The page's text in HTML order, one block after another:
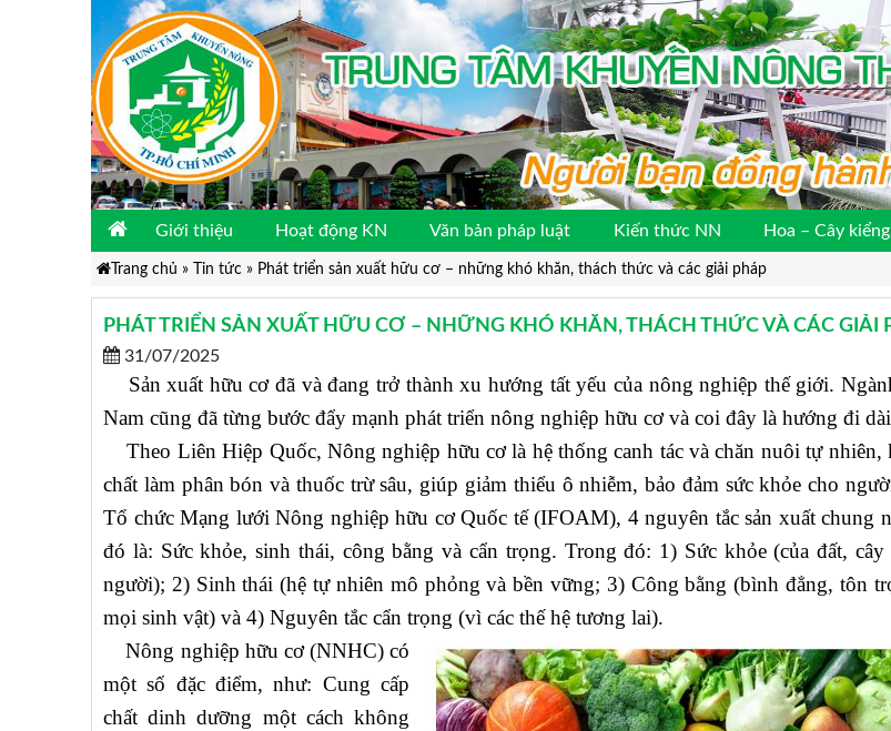
Giới thiệu Hoạt động KN Văn bản pháp luật Kiến thức NN Hoa – Cây kiểng
Trang chủ » Tin tức» Phát triển sản xuất hữu cơ – những khó khăn, thách thức và các giải pháp
PHÁT TRIỂN SẢN XUẤT HỮU CƠ – NHỮNG KHÓ KHĂN, THÁCH THỨC VÀ CÁC GIẢI
31/07/2025
Sản xuất hữu cơ đã và đang trở thành xu hướng tất yếu của nông nghiệp thế giới.
Nam cũng đã từng bước đẩy mạnh phát triển nông nghiệp hữu cơ và coi đây là hướng đi
Theo Liên Hiệp Quốc, Nông nghiệp hữu cơ là hệ thống canh tác và chăn nuôi tự nhiên,
chất làm phân bón và thuốc trừ sâu, giúp giảm thiểu ô nhiễm, bảo đảm sức khỏe cho
Tổ chức Mạng lưới Nông nghiệp hữu cơ Quốc tế (IFOAM), 4 nguyên tắc sản xuất chung
đó là: Sức khỏe, sinh thái, công bằng và cẩn trọng. Trong đó: 1) Sức khỏe (của đất,
người); 2) Sinh thái (hệ tự nhiên mô phỏng và bền vững; 3) Công bằng (bình đẳng, tôn
mọi sinh vật) và 4) Nguyên tắc cẩn trọng (vì các thế hệ tương lai).
Nông nghiệp hữu cơ (NNHC) có
một số đặc điểm, như: Cung cấp
chất dinh dưỡng một cách không